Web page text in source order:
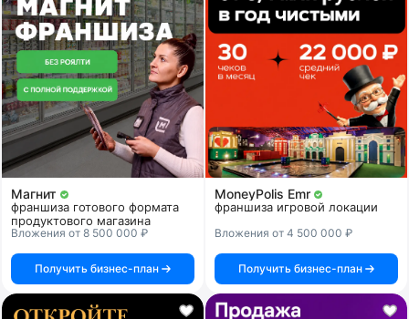
Магнит
франшиза готового формата
продуктового магазина
Вложения от 8 500 000 ₽
Получить бизнес-план
MoneyPolis Emr
франшиза игровой локации
Вложения от 4 500 000 ₽
Получить бизнес-план